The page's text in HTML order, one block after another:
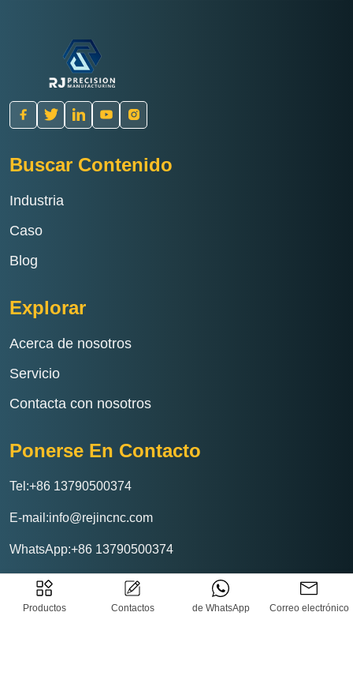
Buscar Contenido
Industria
Caso
Blog
Explorar
Acerca de nosotros
Servicio
Contacta con nosotros
Ponerse En Contacto
Tel:+86 13790500374
E-mail:info@rejincnc.com
WhatsApp:+86 13790500374
Productos Contactos de WhatsApp Correo electrónico